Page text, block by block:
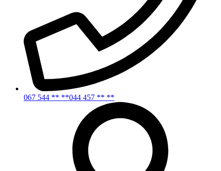
067 544 ** **044 457 ** **